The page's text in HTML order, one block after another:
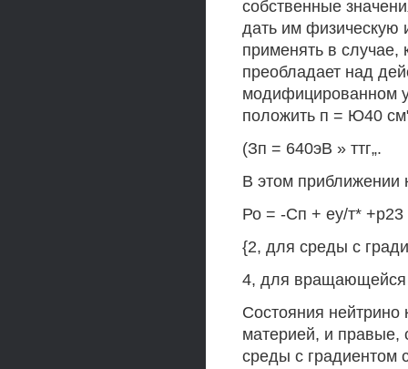
собственные
дать им физическую
применять в случае,
преобладает над
модифицированном
положить п = Ю40
(Зп = 640эВ » ттг„.
В этом приближении
Ро = -Сп + еу/т*
{2, для среды с
4, для
Состояния
материей, и правые,
среды с градиентом